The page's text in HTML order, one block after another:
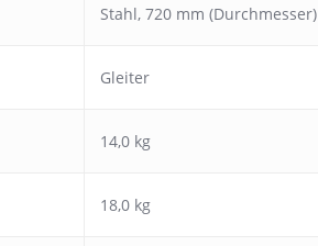
Stahl, 720 mm (Durchmesser)
Gleiter
14,0 kg
18,0 kg